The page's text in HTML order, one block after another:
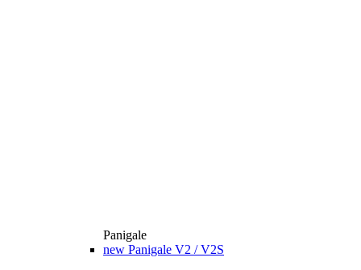
Panigale
new Panigale V2 / V2S